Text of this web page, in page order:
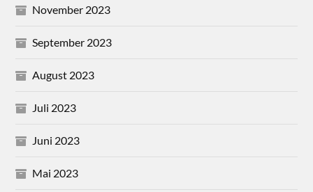
November 2023
September 2023
August 2023
Juli 2023
Juni 2023
Mai 2023